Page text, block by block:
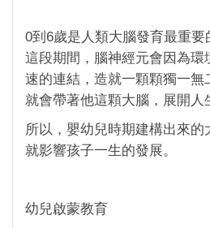
0到6歲是人類大腦發育最重
這段期間，腦神經元會因為環
速的連結，造就一顆顆獨一無
就會帶著他這顆大腦，展開人
所以，嬰幼兒時期建構出來的
就影響孩子一生的發展。
幼兒啟蒙教育